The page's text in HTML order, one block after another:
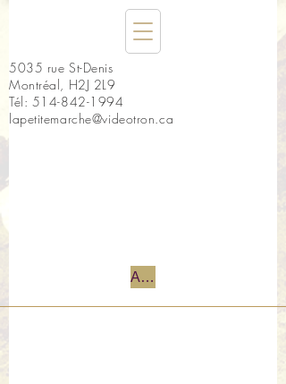
5035 rue St-Denis
Montréal, H2J 2L9
Tél: 514-842-1994
lapetitemarche@videotron.ca
Accueil